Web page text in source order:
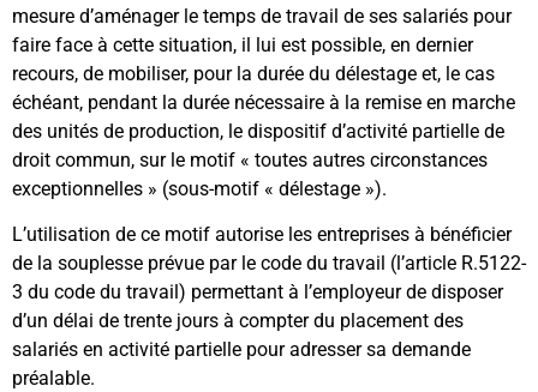
mesure d’aménager le temps de travail de ses salariés pour
faire face à cette situation, il lui est possible, en dernier
recours, de mobiliser, pour la durée du délestage et, le cas
échéant, pendant la durée nécessaire à la remise en marche
des unités de production, le dispositif d’activité partielle de
droit commun, sur le motif « toutes autres circonstances
exceptionnelles » (sous-motif « délestage »).
L’utilisation de ce motif autorise les entreprises à bénéficier
de la souplesse prévue par le code du travail (l’article R.5122-
3 du code du travail) permettant à l’employeur de disposer
d’un délai de trente jours à compter du placement des
salariés en activité partielle pour adresser sa demande
préalable.